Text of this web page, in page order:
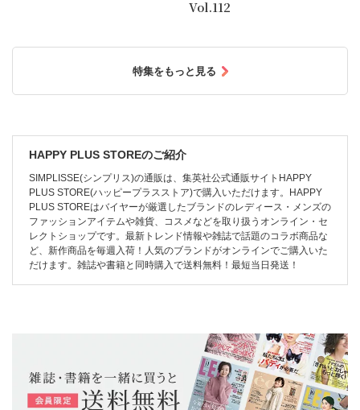
Vol.112
特集をもっと見る
HAPPY PLUS STOREのご紹介
SIMPLISSE(シンプリス)の通販は、集英社公式通販サイトHAPPY
PLUS STORE(ハッピープラスストア)で購入いただけます。HAPPY
PLUS STOREはバイヤーが厳選したブランドのレディース・メンズの
ファッションアイテムや雑貨、コスメなどを取り扱うオンライン・セ
レクトショップです。最新トレンド情報や雑誌で話題のコラボ商品な
ど、新作商品を毎週入荷！人気のブランドがオンラインでご購入いた
だけます。雑誌や書籍と同時購入で送料無料！最短当日発送！